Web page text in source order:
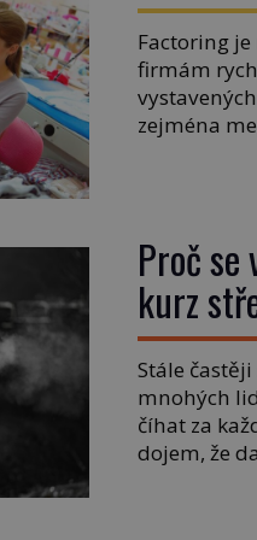
Factoring
firmám
zejména
Proč
kurz
Stále
mnohých
číhat za
dojem, že